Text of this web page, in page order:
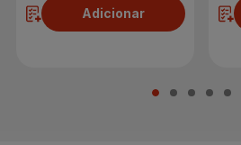
Adicionar